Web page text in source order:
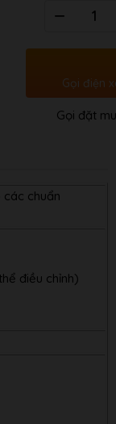
Gọi điện
Gọi đặt
các chuẩn
điều chỉnh)